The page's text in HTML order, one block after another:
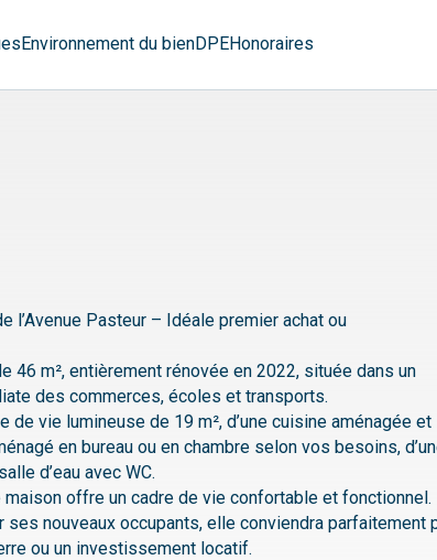
Environnement du bienDPEHonoraires
l’Avenue Pasteur – Idéale premier achat ou
46 m², entièrement rénovée en 2022, située dans un
des commerces, écoles et transports.
de vie lumineuse de 19 m², d’une cuisine aménagée et
en bureau ou en chambre selon vos besoins,
d’eau avec WC.
offre un cadre de vie confortable et fonctionnel.
nouveaux occupants, elle conviendra parfaitement
ou un investissement locatif.